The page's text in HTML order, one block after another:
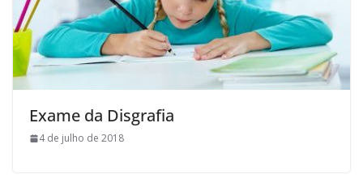
Exame da Disgrafia
4 de julho de 2018